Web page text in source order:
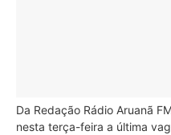
Da Redação Rádio Aruanã
nesta terça-feira a última